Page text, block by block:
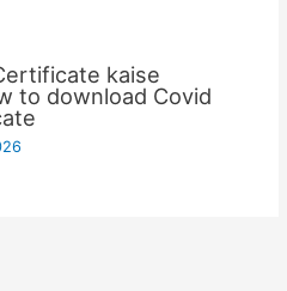
kaise
to download Covid